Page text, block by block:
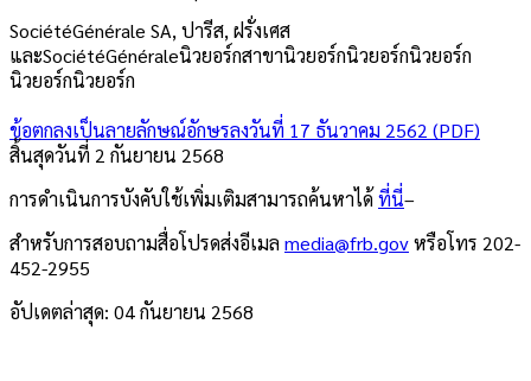
SociétéGénérale SA, ปารีส, ฝรั่งเศส
และSociétéGénéraleนิวยอร์กสาขานิวยอร์กนิวยอร์กนิวยอร์ก
นิวยอร์กนิวยอร์ก
ข้อตกลงเป็นลายลักษณ์อักษรลงวันที่ 17 ธันวาคม 2562 (PDF)
สิ้นสุดวันที่ 2 กันยายน 2568
การดำเนินการบังคับใช้เพิ่มเติมสามารถค้นหาได้ที่นี่–
สำหรับการสอบถามสื่อโปรดส่งอีเมล media@frb.govหรือโทร 202-
452-2955
อัปเดตล่าสุด: 04 กันยายน 2568